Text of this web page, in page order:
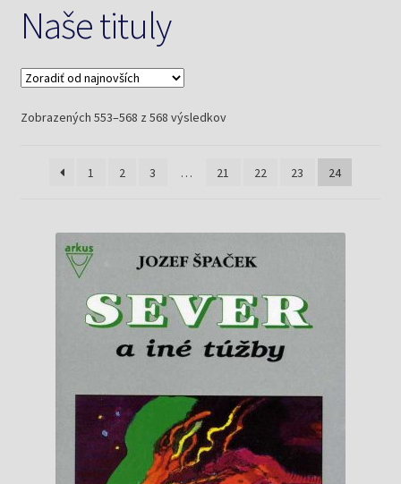
Predplatné
Pripravujeme
Pre školy
Knižný klub
Naše tituly
Zobrazených 553–568 z 568 výsledkovZoradené
1
2 3 … 21 22 23 24